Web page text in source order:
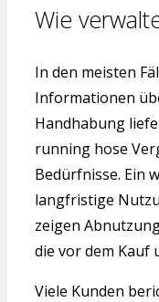
Wie
In den meisten
Informationen
Handhabung
running hose
Bedürfnisse. Ein
langfristige
zeigen
die vor dem Kauf
Viele Kunden